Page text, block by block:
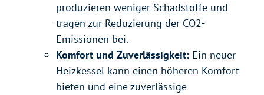
produzieren weniger Schadstoffe und
tragen zur Reduzierung der CO2-
Emissionen bei.
Komfort und Zuverlässigkeit: Ein neuer
Heizkessel kann einen höheren Komfort
bieten und eine zuverlässige